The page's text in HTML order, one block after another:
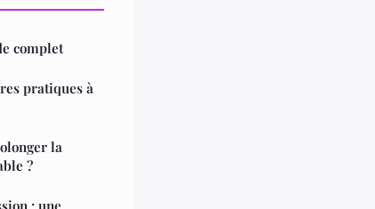
complet
pratiques à
la
?
: une